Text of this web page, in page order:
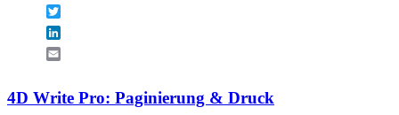
4D Write Pro: Paginierung & Druck